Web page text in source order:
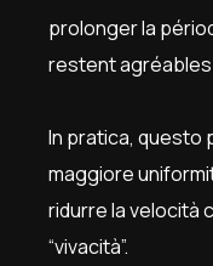
prolonger la
restent agréables
In pratica, questo
maggiore
ridurre la velocità
“vivacità”.